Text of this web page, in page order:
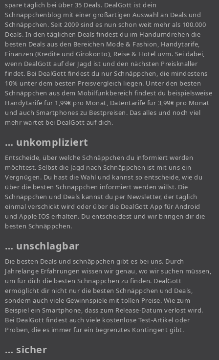
spare täglich bei über 35 Deals. DealGott ist dein
Schnäppchenblog mit einer großartigen Auswahl an Deals und
Schnäppchen. Seit 2009 sind es nun schon weit mehr als 100.000
Deals. In den täglichen Deals findest du im Handumdrehen die
besten Deals aus den Bereichen Mode & Fashion, Handytarife,
Finanzen (Kredite und Girokonto), Reise & Hotel uvm. Sei dabei,
wenn DealGott auf der Jagd ist und den nächsten Preisknaller
findet. Bei DealGott findest du nur Schnäppchen, die mindestens
10% unter dem besten Preisvergleich liegen. Unter den besten
Schnäppchen aus dem Mobilfunkbereich findest du beispielsweise
Handytarife für 1,99€ pro Monat, Datentarife für 3,99€ pro Monat
und auch Smartphones zu Bestpreisen. Das alles und noch viel
mehr wartet bei DealGott auf dich.
… unkompliziert
Entscheide, über welche Schnäppchen du informiert werden
möchtest. Selbst die Jagd nach Schnäppchen ist mit uns ein
Vergnügen. Du hast die Wahl und kannst so entscheide, wie du
über die besten Schnäppchen informiert werden willst. Die
Schnäppchen und Deals kannst du per Newsletter, der täglich
einmal verschickt wird oder über die DealGott App für Android
und Apple IOS erhalten. Du entscheidest und wir bringen dir die
besten Schnäppchen.
… unschlagbar
Die besten Deals und schnäppchen gibt es bei uns. Durch
Jahrelange Erfahrungen wissen wir genau, wo wir suchen müssen,
um für dich die besten Schnäppchen zu finden. DealGott
ermöglicht dir nicht nur die besten Schnäppchen und Deals,
sondern auch viele Gewinnspiele mit tollen Preise. Wie zum
Beispiel ein Smartphone, dass zum Release-Datum verlost wird.
Bei DealGott findest auch viele kostenlose Test-Artikel oder
Proben, die es immer für ein begrenztes Kontingent gibt.
… sicher